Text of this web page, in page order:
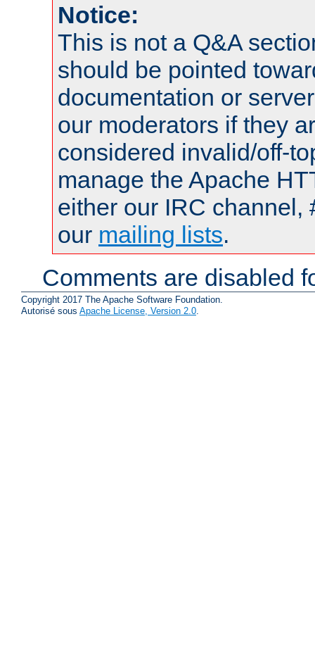
Notice:
This is not a Q&A
should be pointed
documentation or
our moderators if they
considered invalid/off-
manage the Apache
either our IRC channel,
our mailing lists.
Comments are disabled
Copyright 2017 The Apache Software Foundation.
Autorisé sous Apache License, Version 2.0